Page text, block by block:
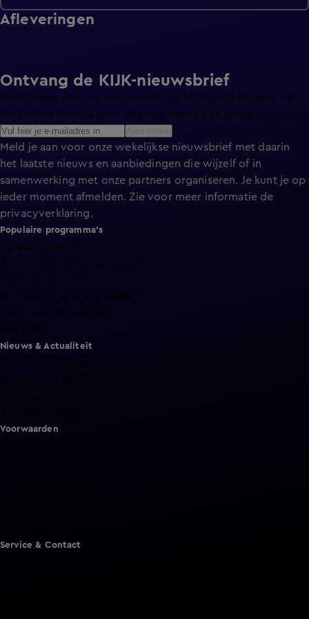
Afleveringen
Ontvang de KIJK-nieuwsbrief
Meld je aan voor de nieuwsbrief en blijf op de hoogte van
het laatste nieuws over de programma’s en series op KIJK.
Meld je aan voor onze wekelijkse nieuwsbrief met daarin
het laatste nieuws en aanbiedingen die wijzelf of in
samenwerking met onze partners organiseren. Je kunt je op
ieder moment afmelden. Zie voor meer informatie de
privacyverklaring.
Populaire programma's
De Bondgenoten
A.S.S. - Anti Survival Show
De Oranjezomer
Nieuws & Actualiteit
Voorwaarden
Service & Contact